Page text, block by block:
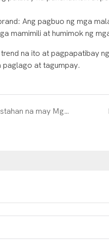
Ang pagbuo ng mga
mamimili at humimok ng
na ito at pagpapatibay
paglago at tagumpay.
Hot Pot: Isang Masarap na Kapistahan na may Mga Benepisyo sa Nutrisyon